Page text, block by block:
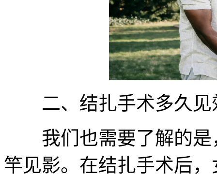
二、结扎手术多久见
我们也需要了解的是
竿见影。在结扎手术后